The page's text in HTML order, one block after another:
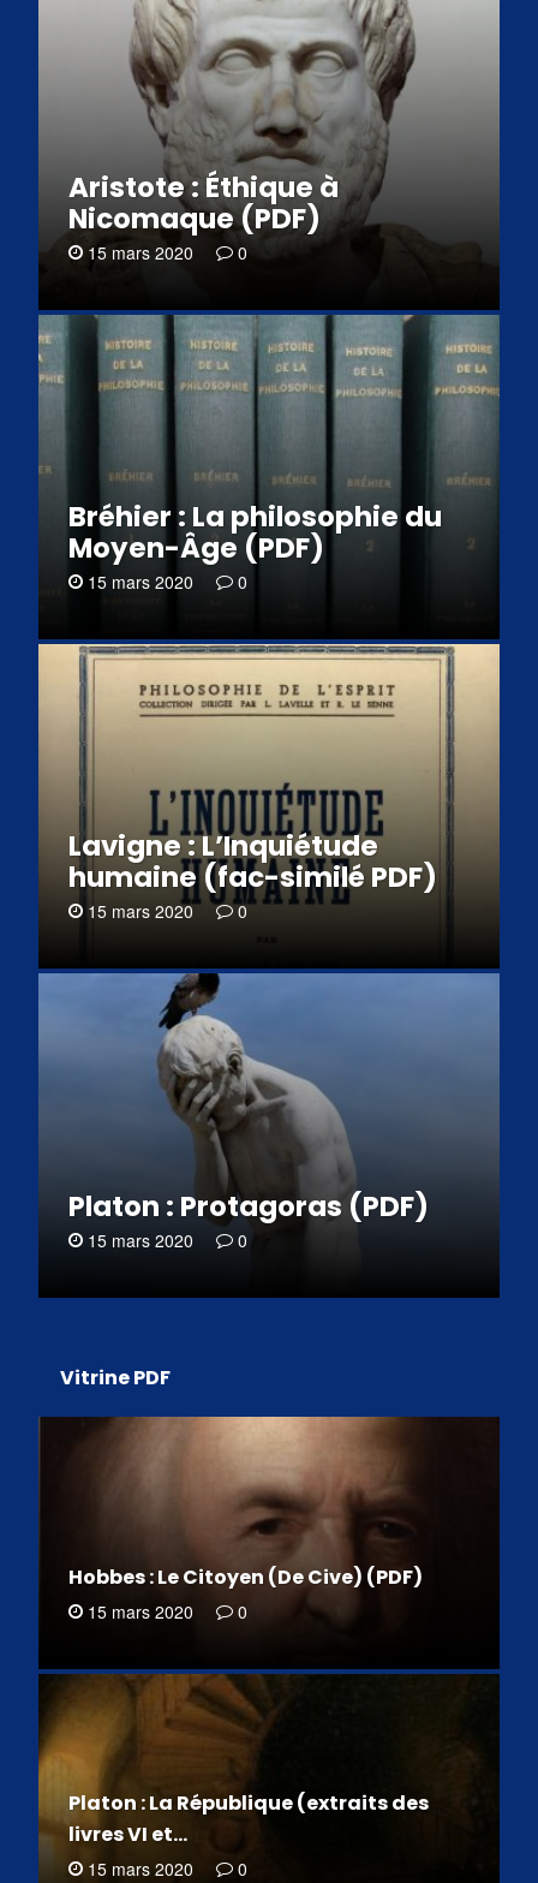
Aristote : Éthique à
Nicomaque (PDF)
15 mars 2020 0
Bréhier : La philosophie du
Moyen-Âge (PDF)
15 mars 2020 0
Lavigne : L’Inquiétude
humaine (fac-similé PDF)
15 mars 2020 0
Platon : Protagoras (PDF)
15 mars 2020 0
Vitrine PDF
Hobbes : Le Citoyen (De Cive) (PDF)
15 mars 2020 0
Platon : La République (extraits des
livres VI et…
15 mars 2020 0